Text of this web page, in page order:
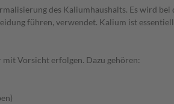
des Kaliumhaushalts. Es wird bei
führen, verwendet. Kalium ist
Vorsicht erfolgen. Dazu gehören: